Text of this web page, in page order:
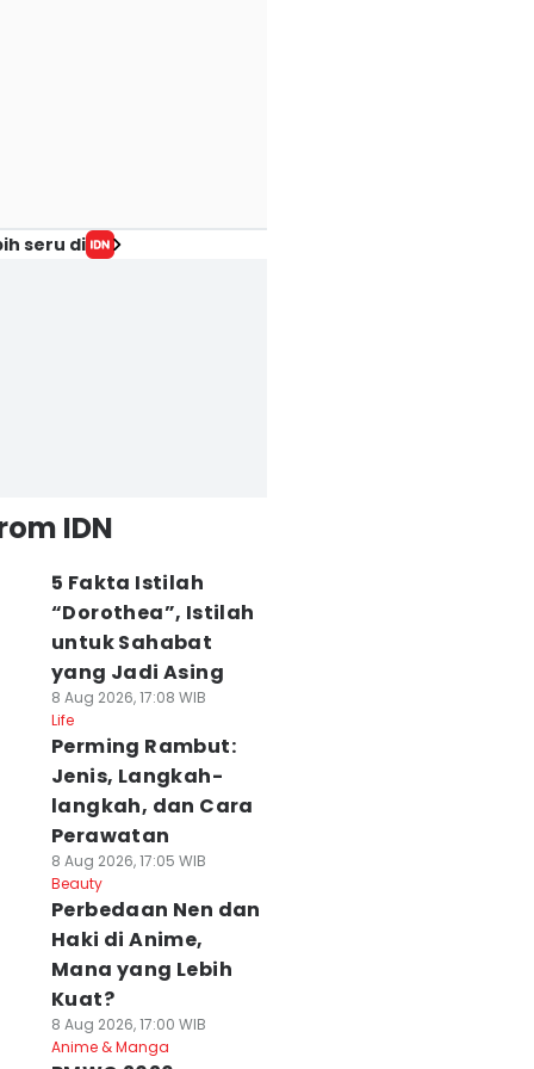
seru di
IDN
5 Fakta Istilah
“Dorothea”, Istilah
untuk Sahabat
yang Jadi Asing
8 Aug 2026, 17:08 WIB
Life
Perming Rambut:
Jenis, Langkah-
langkah, dan Cara
Perawatan
8 Aug 2026, 17:05 WIB
Beauty
Perbedaan Nen dan
Haki di Anime,
Mana yang Lebih
Kuat?
8 Aug 2026, 17:00 WIB
Anime & Manga